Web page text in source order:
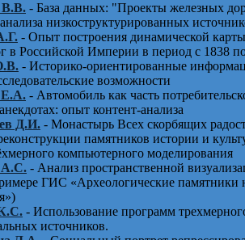
В.В. - База данных: "Проекты железных
низкоструктурированных
- Опыт построения динамической карты
в Российской Империи в период с 1838
- Историко-ориентированные
возможности
Е.А. - Автомобиль как часть
опыт контент-анализа
Д.И. - Монастырь Всех скорбящих
памятников истории и
компьютерного моделирования
А.С. - Анализ пространственной
ГИС «Археологические памятники
- Использование программ
источников.